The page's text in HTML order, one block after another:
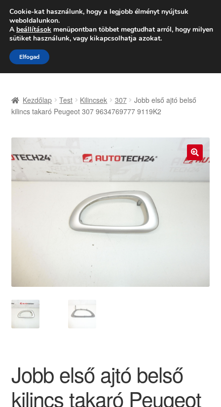
SZÁLLÍTÁS 2618 Ft-tól
Hétfő-Péntek 9:00–16:0006 80 088 054
Ugrás
a
navigációhoz
Kilépés
a
tartalomba
Adatvédelmi irányelvek
Kapcsolatba lépni
Saját fiókom
Szállítás világszerte
Szekér
Kezdőlap Test Kilincsek 307
Jobb első ajtó belső
kilincs takaró Peugeot 307 9634769777 9119K2
🔍
Jobb első ajtó belső
kilincs takaró Peugeot
Cookie-kat használunk, hogy a legjobb élményt nyújtsuk
weboldalunkon.
A beállítások menüpontban többet megtudhat arról, hogy milyen
sütiket használunk, vagy kikapcsolhatja azokat.
Elfogad